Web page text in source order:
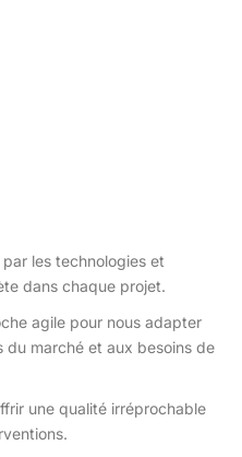
les technologies et
dans chaque projet.
agile pour nous adapter
du marché et aux besoins de
une qualité irréprochable